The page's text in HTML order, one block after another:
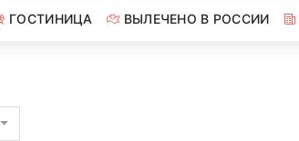
ГОСТИНИЦА ВЫЛЕЧЕНО В РОССИИ